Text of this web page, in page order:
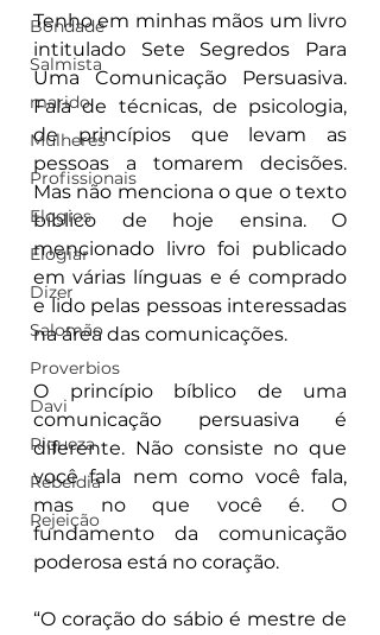
Bondade
Salmista
marido
Mulheres
Profissionais
Elogios
Elogiar
Dizer
Salomão
Proverbios
Davi
Riqueza
Rebeldia
Rejeição
Tenho em minhas mãos um livro
intitulado Sete Segredos Para
Uma Comunicação Persuasiva.
Fala de técnicas, de psicologia,
de princípios que levam as
pessoas a tomarem decisões.
Mas não menciona o que o texto
bíblico de hoje ensina. O
mencionado livro foi publicado
em várias línguas e é comprado
e lido pelas pessoas interessadas
na área das comunicações.
O princípio bíblico de uma
comunicação persuasiva é
diferente. Não consiste no que
você fala nem como você fala,
mas no que você é. O
fundamento da comunicação
poderosa está no coração.
“O coração do sábio é mestre de